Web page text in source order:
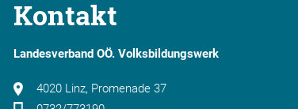
Kontakt
Landesverband OÖ. Volksbildungswerk
4020 Linz, Promenade 37